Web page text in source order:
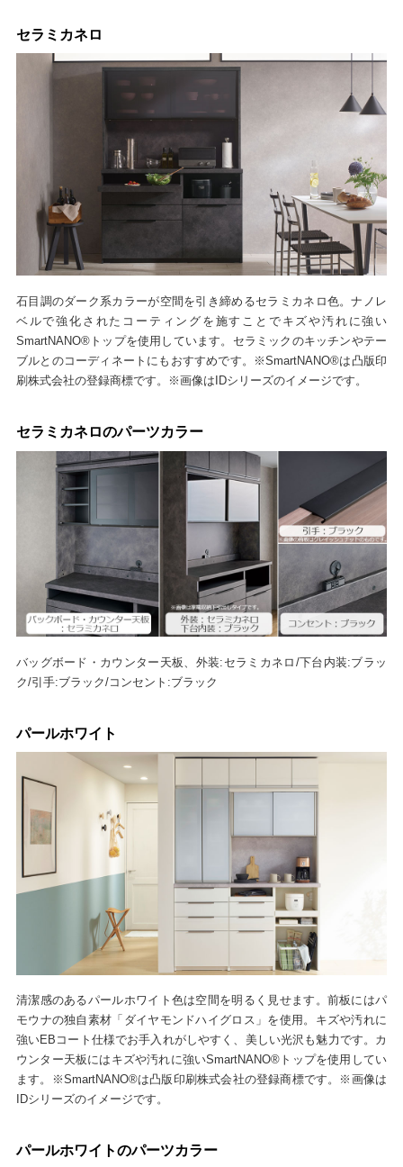
セラミカネロ
石目調のダーク系カラーが空間を引き締めるセラミカネロ色。ナノレ
ベルで強化されたコーティングを施すことでキズや汚れに強い
SmartNANO®トップを使用しています。セラミックのキッチンやテー
ブルとのコーディネートにもおすすめです。※SmartNANO®は凸版印
刷株式会社の登録商標です。※画像はIDシリーズのイメージです。
セラミカネロのパーツカラー
バッグボード・カウンター天板、外装:セラミカネロ/下台内装:ブラッ
ク/引手:ブラック/コンセント:ブラック
パールホワイト
清潔感のあるパールホワイト色は空間を明るく見せます。前板にはパ
モウナの独自素材「ダイヤモンドハイグロス」を使用。キズや汚れに
強いEBコート仕様でお手入れがしやすく、美しい光沢も魅力です。カ
ウンター天板にはキズや汚れに強いSmartNANO®トップを使用してい
ます。※SmartNANO®は凸版印刷株式会社の登録商標です。※画像は
IDシリーズのイメージです。
パールホワイトのパーツカラー